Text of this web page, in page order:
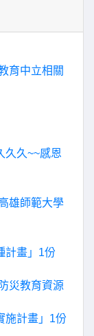
育中立相關
久久~~感恩
雄師範大學
計畫」1份
災教育資源
施計畫」1份